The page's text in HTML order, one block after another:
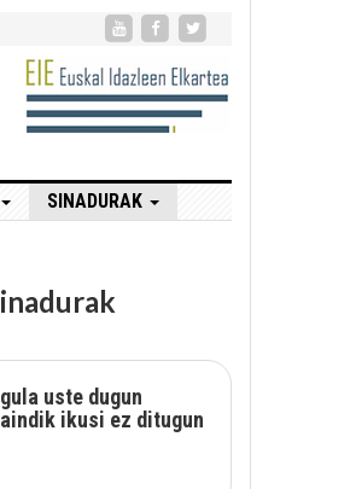
SINADURAK
uste dugun
ikusi ez ditugun